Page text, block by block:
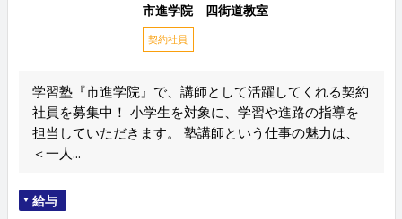
市進学院 四街道教室
契約社員
学習塾『市進学院』で、講師として活躍してくれる契約
社員を募集中！ 小学生を対象に、学習や進路の指導を
担当していただきます。 塾講師という仕事の魅力は、
＜一人...
給与